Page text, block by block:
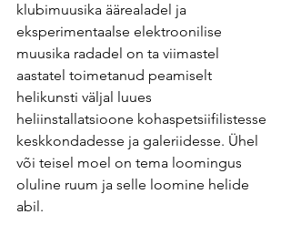
klubimuusika äärealadel ja
eksperimentaalse elektroonilise
muusika radadel on ta viimastel
aastatel toimetanud peamiselt
helikunsti väljal luues
heliinstallatsioone kohaspetsiifilistesse
keskkondadesse ja galeriidesse. Ühel
või teisel moel on tema loomingus
oluline ruum ja selle loomine helide
abil.